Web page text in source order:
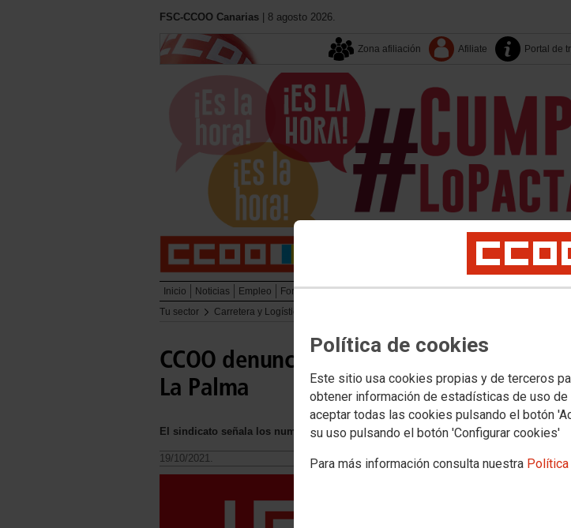
Política de cookies
Este sitio usa cookies propias y de terceros
obtener información de estadísticas de uso
aceptar todas las cookies pulsando el botón
su uso pulsando el botón 'Configurar cookies'
Para más información consulta nuestra
FSC-CCOO Canarias | 8 agosto 2026.
Zona afiliación Afiliate Portal de
Inicio Noticias Empleo Formación Mujer Juventud Políticas Sociales Salud Laboral
Tu sector
Carretera y Logística
CCOO denuncia los reiterados
La Palma
El sindicato señala los numerosos expedientes abiertos por la Inspección de
19/10/2021.